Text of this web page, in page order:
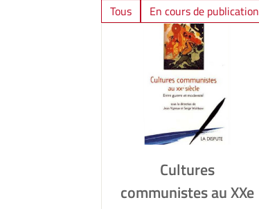
Tous
En cours de publication
Cultures
communistes au XXe